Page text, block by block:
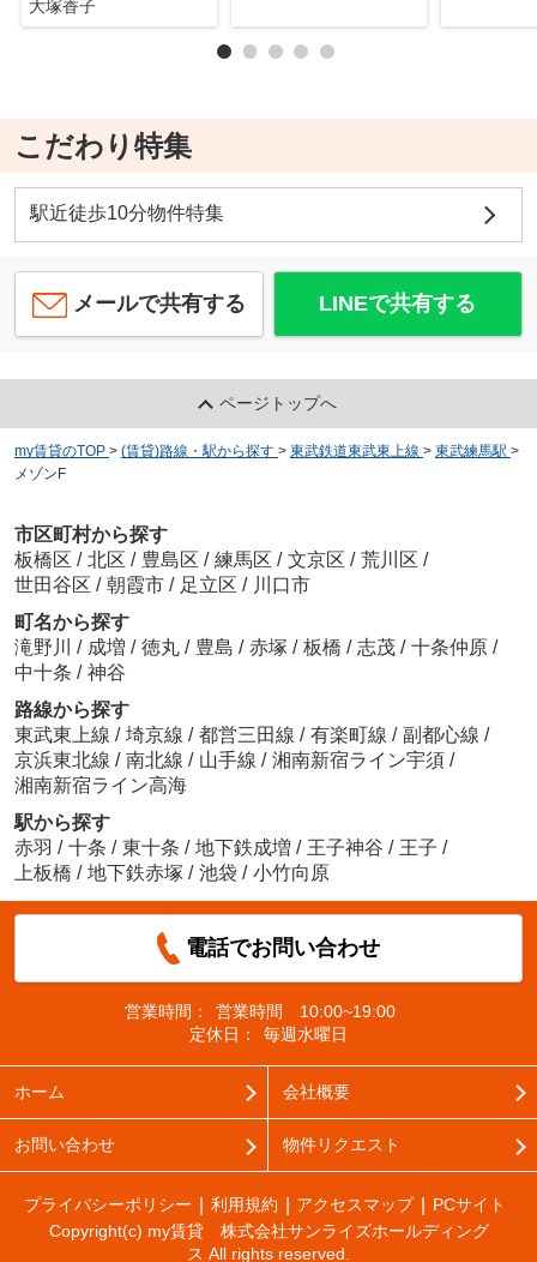
大塚香子
こだわり特集
駅近徒歩10分物件特集
メールで共有する LINEで共有する
ページトップへ
my賃貸のTOP > (賃貸)路線・駅から探す > 東武鉄道東武東上線 > 東武練馬駅 >
メゾンF
市区町村から探す
板橋区 / 北区 / 豊島区 / 練馬区 / 文京区 / 荒川区 /
世田谷区 / 朝霞市 / 足立区 / 川口市
町名から探す
滝野川 / 成増 / 徳丸 / 豊島 / 赤塚 / 板橋 / 志茂 / 十条仲原 /
中十条 / 神谷
路線から探す
東武東上線 / 埼京線 / 都営三田線 / 有楽町線 / 副都心線 /
京浜東北線 / 南北線 / 山手線 / 湘南新宿ライン宇須 /
湘南新宿ライン高海
駅から探す
赤羽 / 十条 / 東十条 / 地下鉄成増 / 王子神谷 / 王子 /
上板橋 / 地下鉄赤塚 / 池袋 / 小竹向原
電話でお問い合わせ
営業時間：
営業時間 10:00~19:00
定休日：
毎週水曜日
ホーム 会社概要
お問い合わせ 物件リクエスト
プライバシーポリシー 利用規約 アクセスマップ
PCサイト
Copyright(c) my賃貸 株式会社サンライズホールディング
ス All rights reserved.